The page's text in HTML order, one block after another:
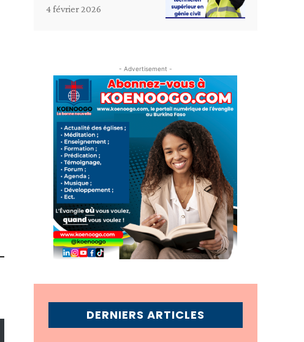
4 février 2026
- Advertisement -
DERNIERS ARTICLES